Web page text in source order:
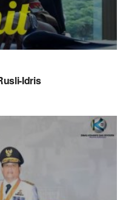
Idris